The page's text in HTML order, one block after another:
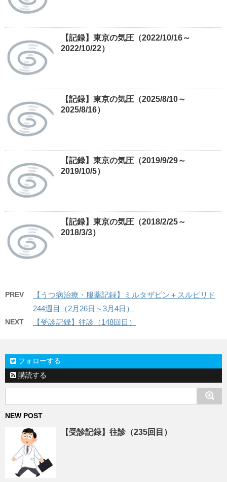
【記録】東京の気圧（2022/10/16～
2022/10/22）
【記録】東京の気圧（2025/8/10～
2025/8/16）
【記録】東京の気圧（2019/9/29～
2019/10/5）
【記録】東京の気圧（2018/2/25～
2018/3/3）
PREV
【うつ病治療・服薬記録】ミルタザピン＋スルピリド
244週目（2月26日～3月4日）
NEXT 【受診記録】往診（148回目）
フォローする
購読する
NEW POST
【受診記録】往診（235回目）